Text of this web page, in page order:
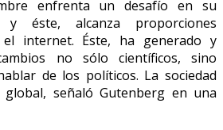
enfrenta un desafío en su
y éste, alcanza proporciones
internet. Éste, ha generado y
no sólo científicos, sino
de los políticos. La sociedad
señaló Gutenberg en una